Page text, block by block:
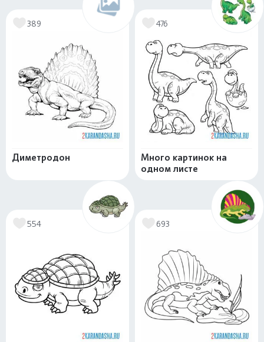
389
Диметродон
476
Много картинок на
одном листе
554 693